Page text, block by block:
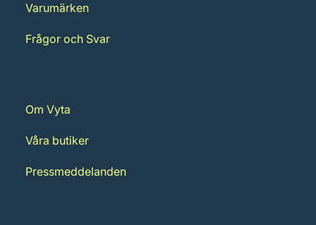
Varumärken
Frågor och Svar
Om Vyta
Våra butiker
Pressmeddelanden